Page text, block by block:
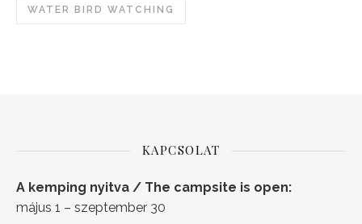
WATER BIRD WATCHING
KAPCSOLAT
A kemping nyitva / The campsite is open:
május 1 – szeptember 30